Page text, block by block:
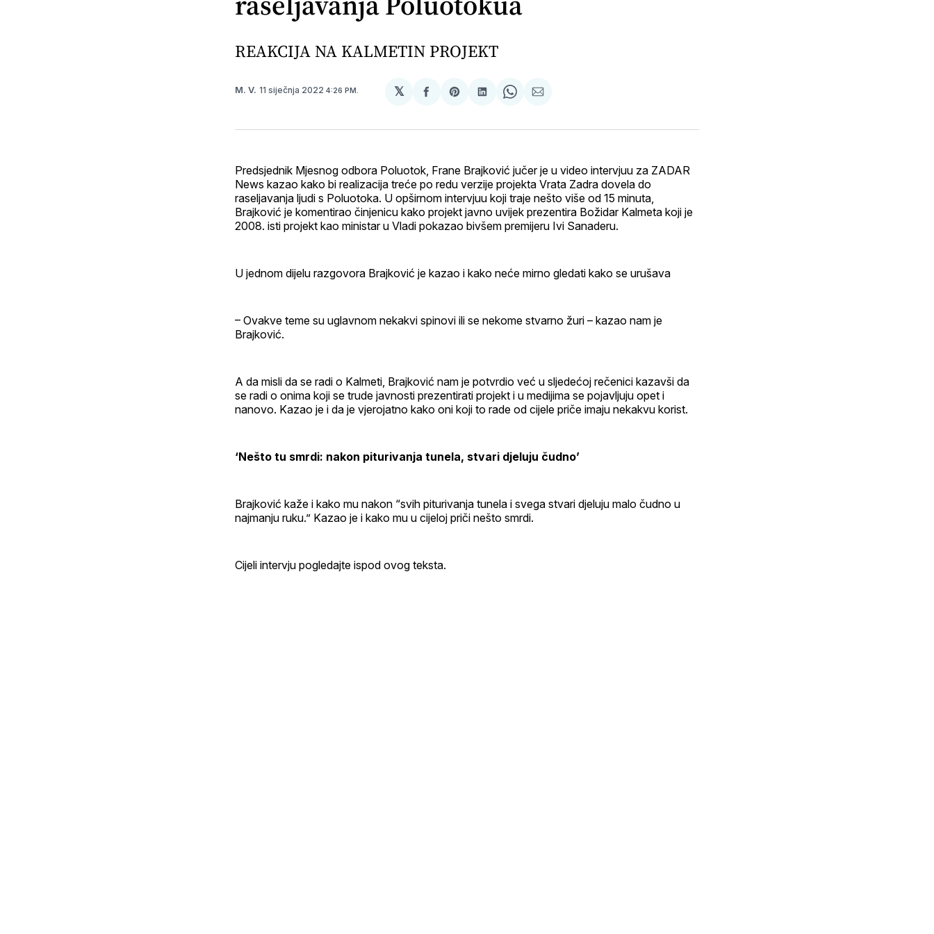
REAKCIJA NA KALMETIN PROJEKT
M. V. 11 siječnja 2022 4:26 PM. 𝕏
podijeli
Facebook
Sharepodijeli
LinkedIn
Sharepodijeli
maila
Predsjednik Mjesnog odbora Poluotok, Frane Brajković jučer je u video intervjuu za ZADAR
News kazao kako bi realizacija treće po redu verzije projekta Vrata Zadra dovela do
raseljavanja ljudi s Poluotoka. U opširnom intervjuu koji traje nešto više od 15 minuta,
Brajković je komentirao činjenicu kako projekt javno uvijek prezentira Božidar Kalmeta koji je
2008. isti projekt kao ministar u Vladi pokazao bivšem premijeru Ivi Sanaderu.
U jednom dijelu razgovora Brajković je kazao i kako neće mirno gledati kako se urušava
– Ovakve teme su uglavnom nekakvi spinovi ili se nekome stvarno žuri – kazao nam je
Brajković.
A da misli da se radi o Kalmeti, Brajković nam je potvrdio već u sljedećoj rečenici kazavši da
se radi o onima koji se trude javnosti prezentirati projekt i u medijima se pojavljuju opet i
nanovo. Kazao je i da je vjerojatno kako oni koji to rade od cijele priče imaju nekakvu korist.
‘Nešto tu smrdi: nakon piturivanja tunela, stvari djeluju čudno’
Brajković kaže i kako mu nakon “svih piturivanja tunela i svega stvari djeluju malo čudno u
najmanju ruku.” Kazao je i kako mu u cijeloj priči nešto smrdi.
Cijeli intervju pogledajte ispod ovog teksta.